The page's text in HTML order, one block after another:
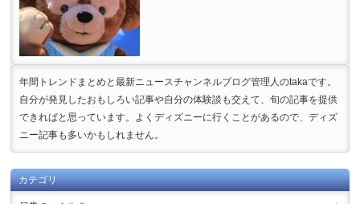
年間トレンドまとめと最新ニュースチャンネルブログ管理人のtakaです。
自分が発見したおもしろい記事や自分の体験談も交えて、旬の記事を提供
できればと思っています。よくディズニーに行くことがあるので、ディズ
ニー記事も多いかもしれません。
カテゴリ